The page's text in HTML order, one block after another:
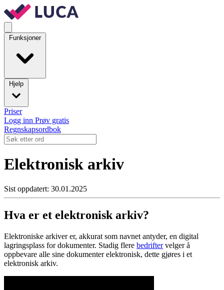
Funksjoner
Hjelp
Priser
Logg inn Prøv gratis
Regnskapsordbok
Elektronisk arkiv
Sist oppdatert: 30.01.2025
Hva er et elektronisk arkiv?
Elektroniske arkiver er, akkurat som navnet antyder, en digital
lagringsplass for dokumenter. Stadig flere bedriftervelger å
oppbevare alle sine dokumenter elektronisk, dette gjøres i et
elektronisk arkiv.